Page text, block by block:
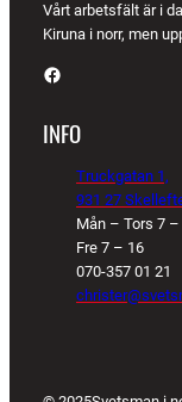
Vårt arbetsfält är i
Kiruna i norr, men
Facebook
INFO
Truckgatan 1,
931 27
Mån – Tors 7 –
Fre 7 – 16
070-357 01 21